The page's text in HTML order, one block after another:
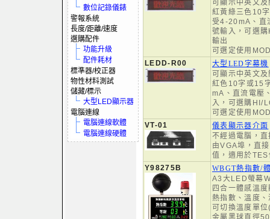
數位記錄儀錶
警報系統
長度/距離/速度
選購配件
功能升級
配件耗材
標準器/校正器
物性材料測試
儲藏/標示
大型LED顯示器
電腦連線
電腦連線軟體
電腦連線硬體
可顯示中英文
紅黃綠三色10
受4-20mA、直
號輸入，可選
輸出
可選定使用
LEDD-R00
大型LED字幕機
可顯示中英文
紅色10字或15
mA、直流電壓
入，可選購HI/
可選定使用
VT-01
儀表顯示器介面
不經過電腦，
由VGA埠，直
值，適用於TES
Y98275B
WBGT熱指數/
A3大LED螢幕
四合一體感溫
熱指數、溫度
可切換溫度單
金屬黑球直徑